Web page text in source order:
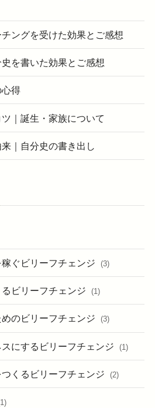
チングを受けた効果とご感想
史を書いた効果とご感想
心得
｜誕生・家族について
｜自分史の書き出し
ぐビリーフチェンジ (3)
ビリーフチェンジ (1)
のビリーフチェンジ (3)
にするビリーフチェンジ (1)
くるビリーフチェンジ (2)